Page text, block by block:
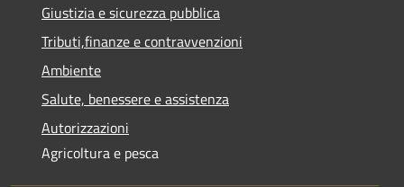
Giustizia e sicurezza pubblica
Tributi,finanze e contravvenzioni
Ambiente
Salute, benessere e assistenza
Autorizzazioni
Agricoltura e pesca